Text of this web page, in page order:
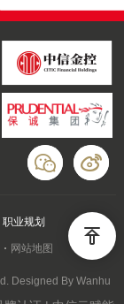
职业规划
网站地图
Designed By Wanhu